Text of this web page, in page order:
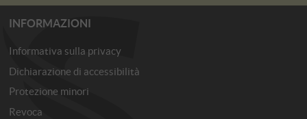
INFORMAZIONI
Informativa sulla privacy
Dichiarazione di accessibilità
Protezione minori
Revoca